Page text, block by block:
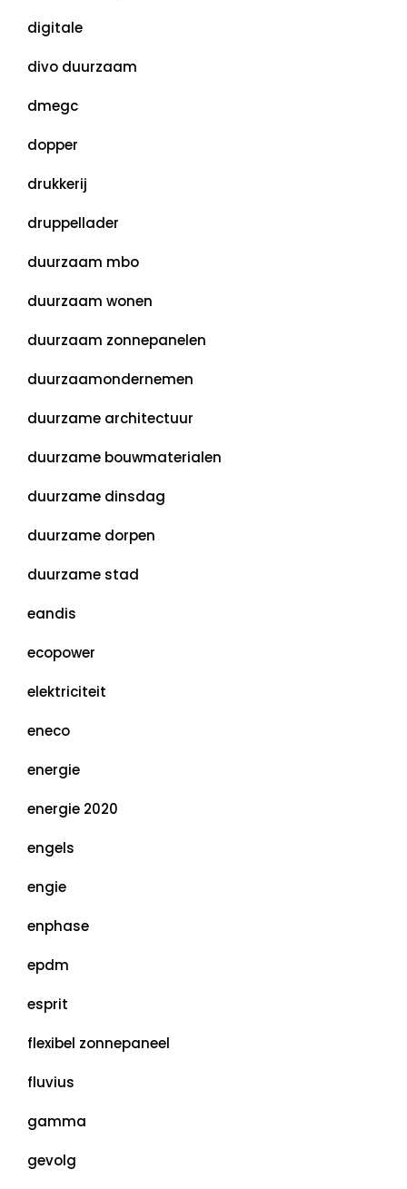
digitale
divo duurzaam
dmegc
dopper
drukkerij
druppellader
duurzaam mbo
duurzaam wonen
duurzaam zonnepanelen
duurzaamondernemen
duurzame architectuur
duurzame bouwmaterialen
duurzame dinsdag
duurzame dorpen
duurzame stad
eandis
ecopower
elektriciteit
eneco
energie
energie 2020
engels
engie
enphase
epdm
esprit
flexibel zonnepaneel
fluvius
gamma
gevolg